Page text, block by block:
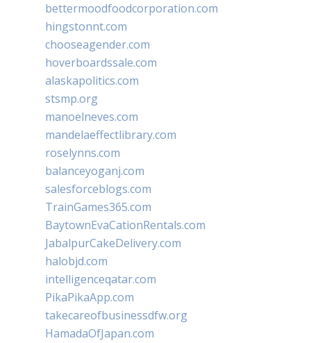
bettermoodfoodcorporation.com
hingstonnt.com
chooseagender.com
hoverboardssale.com
alaskapolitics.com
stsmp.org
manoelneves.com
mandelaeffectlibrary.com
roselynns.com
balanceyoganj.com
salesforceblogs.com
TrainGames365.com
BaytownEvaCationRentals.com
JabalpurCakeDelivery.com
halobjd.com
intelligenceqatar.com
PikaPikaApp.com
takecareofbusinessdfw.org
HamadaOfJapan.com